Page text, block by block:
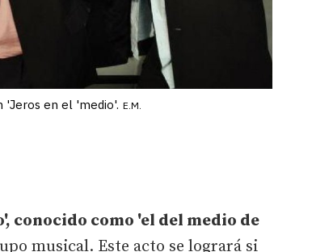
'Jeros en el 'medio'. E.M.
conocido como 'el del medio de
musical. Este acto se logrará si